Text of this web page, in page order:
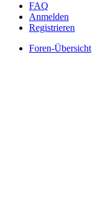
FAQ
Anmelden
Registrieren
Foren-Übersicht